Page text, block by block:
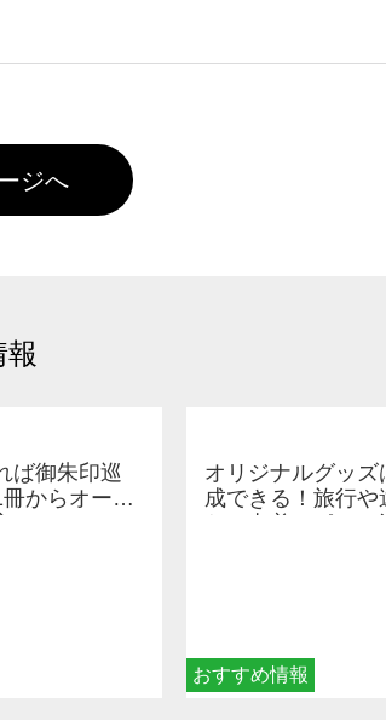
。※2 濃色は淡色に比べ処理剤が目立ち
ドをお願い致します。
ジへ
報
ば御朱印巡
からオーダ
おすすめ情報
オリジナルグッ
成できる！旅行